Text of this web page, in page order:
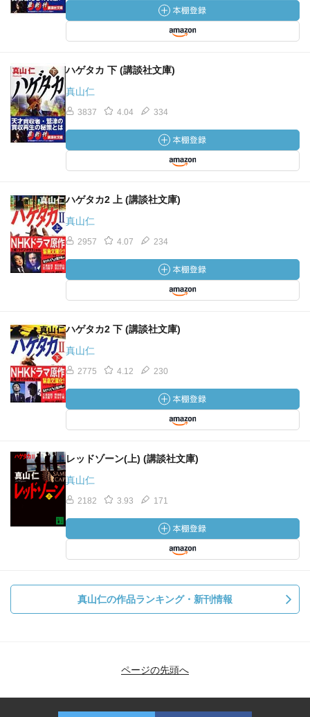
ハゲタカ 下 (講談社文庫)
真山仁
3837 4.04 334
ハゲタカ2 上 (講談社文庫)
真山仁
2957 4.07 234
ハゲタカ2 下 (講談社文庫)
真山仁
2775 4.12 230
レッドゾーン(上) (講談社文庫)
真山仁
2182 3.93 171
真山仁の作品ランキング・新刊情報
ページの先頭へ